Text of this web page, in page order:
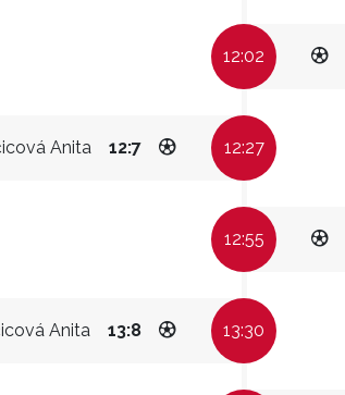
12:02
Anita 12:7 12:27
12:55
Anita 13:8 13:30